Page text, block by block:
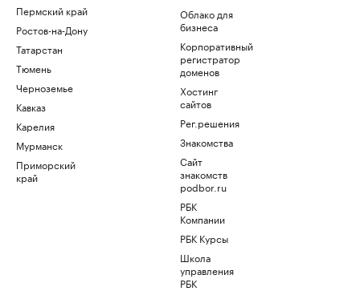
Пермский край
Ростов-на-Дону
Татарстан
Тюмень
Черноземье
Кавказ
Карелия
Мурманск
Приморский
край
Облако для
бизнеса
Корпоративный
регистратор
доменов
Хостинг
сайтов
Рег.решения
Знакомства
Сайт
знакомств
podbor.ru
РБК
Компании
РБК Курсы
Школа
управления
РБК